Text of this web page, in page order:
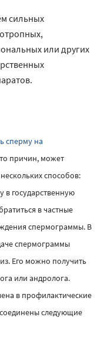
сильных
или других
сперму на
причин, может
способов:
в государственную
в частные
спермограммы. В
спермограммы
Его можно получить
или андролога.
в профилактические
следующие